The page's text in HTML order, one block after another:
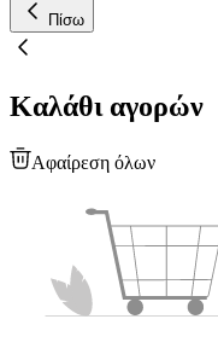
Πίσω
Καλάθι αγορών
Αφαίρεση όλων